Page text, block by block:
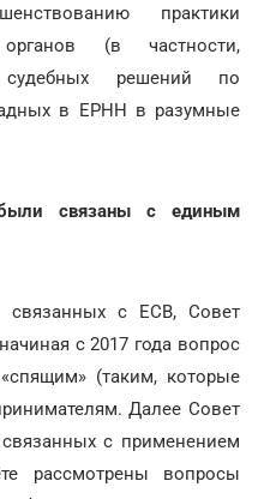
практики
(в частности,
судебных решений по
в ЕРНН в разумные
связаны с единым
связанных с ЕСВ, Совет
с 2017 года вопрос
(таким, которые
Далее Совет
с применением
рассмотрены вопросы